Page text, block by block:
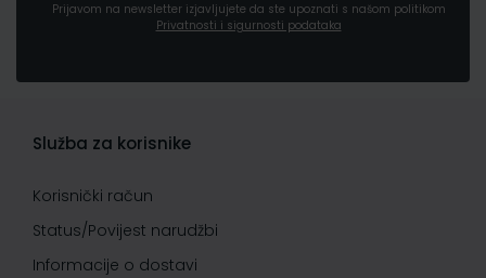
Prijavom na newsletter izjavljujete da ste upoznati s našom politikom
Privatnosti i sigurnosti podataka
Služba za korisnike
Korisnički račun
Status/Povijest narudžbi
Informacije o dostavi